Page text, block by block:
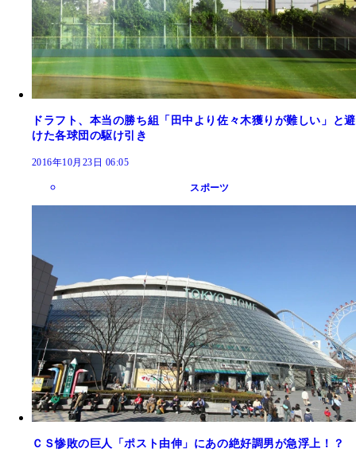
ドラフト、本当の勝ち組「田中より佐々木獲りが難しい」と避
けた各球団の駆け引き
2016年10月23日 06:05
スポーツ
ＣＳ惨敗の巨人「ポスト由伸」にあの絶好調男が急浮上！？